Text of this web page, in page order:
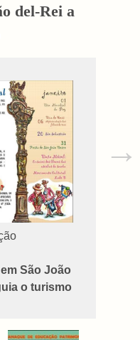
del-Rei a
São João
o turismo
→